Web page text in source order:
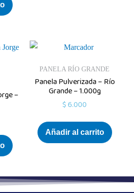
–
PANELA RÍO GRANDE
Panela Pulverizada – Río
Grande – 1.000g
$6.000
Añadir al carrito